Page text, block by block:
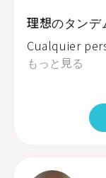
理想のタンデ
Cualquier
もっと見る